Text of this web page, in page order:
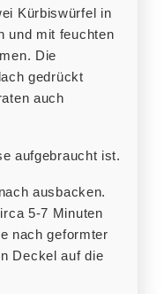
Kürbiswürfel in
und mit feuchten
Die
gedrückt
auch
aufgebraucht ist.
5-7 Minuten
nach geformter
Deckel auf die